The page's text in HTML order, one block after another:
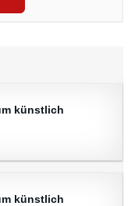
künstlich
künstlich